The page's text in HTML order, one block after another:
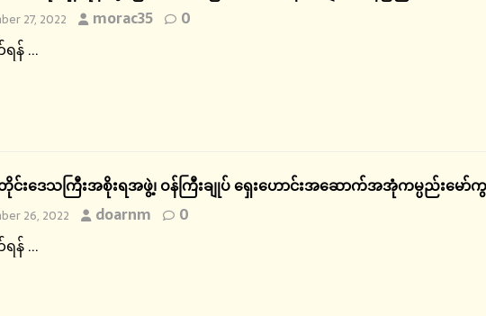
27, 2022 morac35
0
...
တိုင်းဒေသကြီးအစိုးရအဖွဲ့၊ ဝန်ကြီးချုပ် ရှေးဟောင်းအဆောက်အအုံကမ္ပည်းမော်ကွန်
26, 2022 doarnm
0
...